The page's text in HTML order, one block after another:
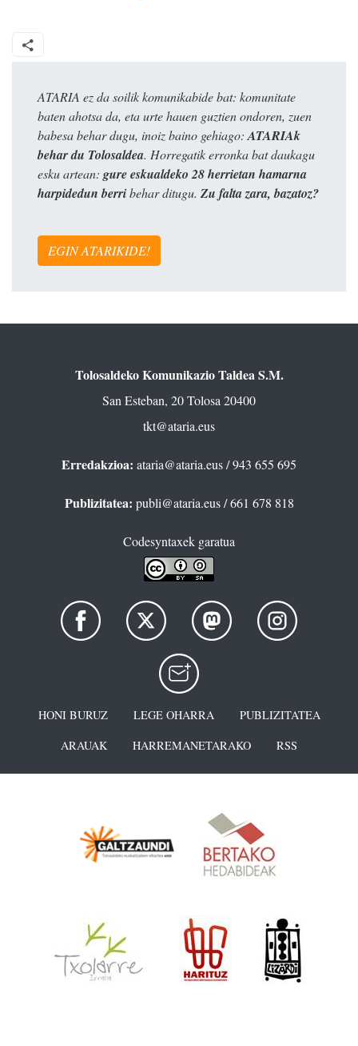
ATARIA ez da soilik komunikabide bat: komunitate
baten ahotsa da, eta urte hauen guztien ondoren, zuen
babesa behar dugu, inoiz baino gehiago: ATARIAk
behar du Tolosaldea. Horregatik erronka bat daukagu
esku artean: gure eskualdeko 28 herrietan hamarna
harpidedun berribehar ditugu. Zu falta zara, bazatoz?
EGIN ATARIKIDE!
Tolosaldeko Komunikazio Taldea S.M.
San Esteban, 20 Tolosa 20400
tkt@ataria.eus
Erredakzioa: ataria@ataria.eus/ 943 655 695
Publizitatea: publi@ataria.eus/ 661 678 818
Codesyntaxek garatua
HONI BURUZ LEGE OHARRA
PUBLIZITATEA
ARAUAK
HARREMANETARAKO RSS